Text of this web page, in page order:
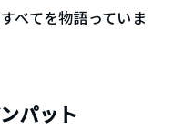
べてを物語っていま
パット